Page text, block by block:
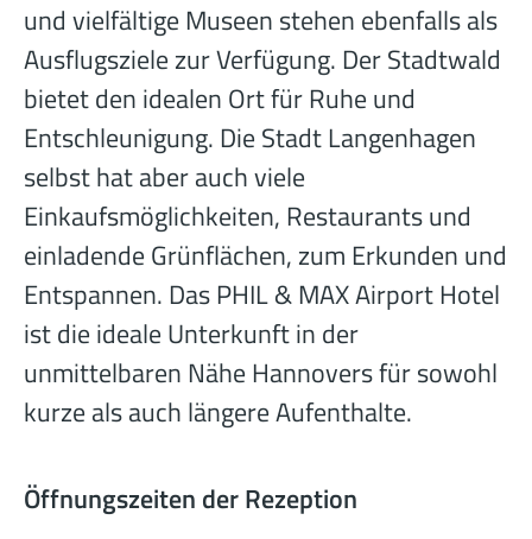
und vielfältige Museen stehen ebenfalls als
Ausflugsziele zur Verfügung. Der Stadtwald
bietet den idealen Ort für Ruhe und
Entschleunigung. Die Stadt Langenhagen
selbst hat aber auch viele
Einkaufsmöglichkeiten, Restaurants und
einladende Grünflächen, zum Erkunden und
Entspannen. Das PHIL & MAX Airport Hotel
ist die ideale Unterkunft in der
unmittelbaren Nähe Hannovers für sowohl
kurze als auch längere Aufenthalte.
Öffnungszeiten der Rezeption